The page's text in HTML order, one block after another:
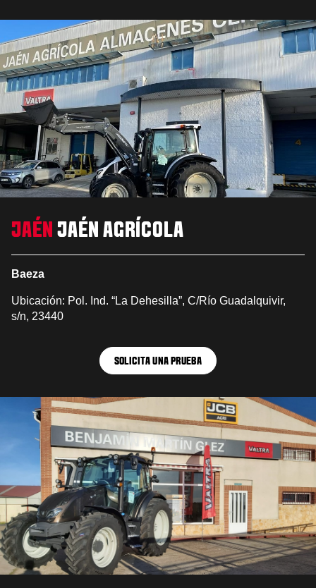
JAÉN JAÉN AGRÍCOLA
Baeza
Ubicación: Pol. Ind. “La Dehesilla”, C/Río Guadalquivir,
s/n, 23440
SOLICITA UNA PRUEBA